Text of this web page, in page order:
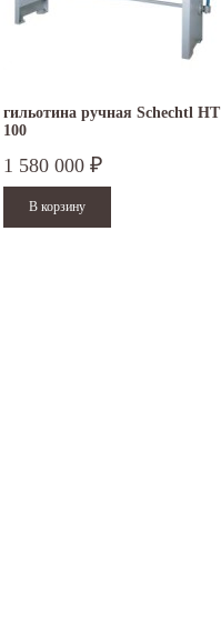
гильотина ручная Schechtl HT
100
1 580 000 ₽